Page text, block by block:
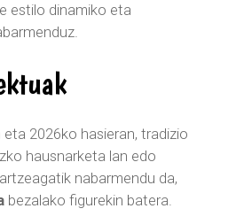
estilo dinamiko eta
2026ko hasieran, tradizio
hausnarketa lan edo
nabarmendu da,
bezalako figurekin batera.